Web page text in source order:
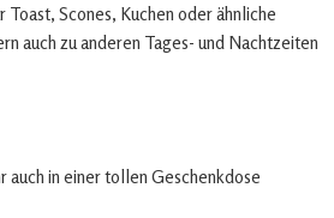
Scones, Kuchen oder ähnliche
auch zu anderen Tages- und Nachtzeiten
auch in einer tollen Geschenkdose